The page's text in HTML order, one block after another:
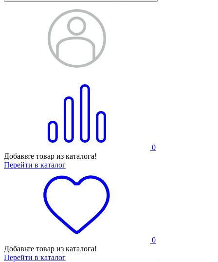
0
Добавьте товар из каталога!
Перейти в каталог
0
Добавьте товар из каталога!
Перейти в каталог